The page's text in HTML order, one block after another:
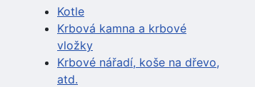
Kotle
Krbová kamna a krbové
vložky
Krbové nářadí, koše na dřevo,
atd.